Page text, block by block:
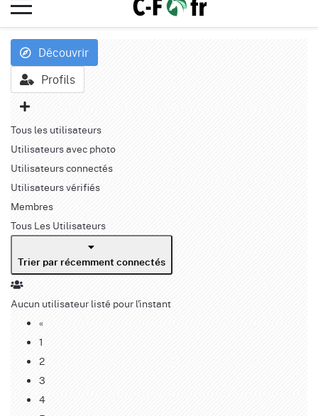
Découvrir
Profils
Tous les utilisateurs
Utilisateurs avec photo
Utilisateurs connectés
Utilisateurs vérifiés
Membres
Tous Les Utilisateurs
Trier par récemment connectés
Aucun utilisateur listé pour l'instant
«
1
2
3
4